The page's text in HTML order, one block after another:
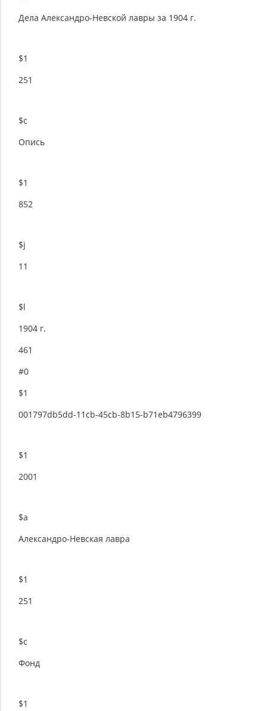
Дела Александро-Невской лавры за 1904 г.
$1
251
$c
Опись
$1
852
$j
11
$l
1904 г.
461
#0
$1
001797db5dd-11cb-45cb-8b15-b71eb4796399
$1
2001
$a
Александро-Невская лавра
$1
251
$c
Фонд
$1